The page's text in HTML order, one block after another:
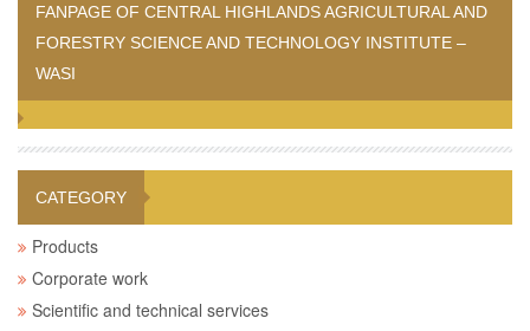
FANPAGE OF CENTRAL HIGHLANDS AGRICULTURAL AND
FORESTRY SCIENCE AND TECHNOLOGY INSTITUTE –
WASI
CATEGORY
Products
Corporate work
Scientific and technical services